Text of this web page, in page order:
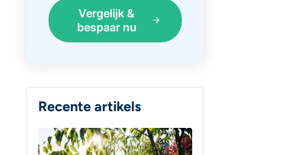
Vergelijk &
bespaar nu
Recente artikels